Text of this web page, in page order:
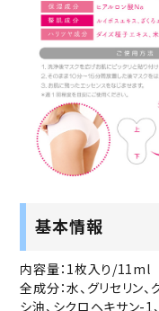
基本情報
内容量：1枚入り/11ml
全成分：水、グリセリン
シ油、シクロヘキサン-1